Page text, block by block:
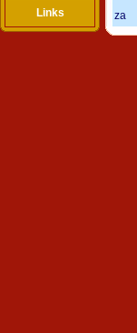
Links
za